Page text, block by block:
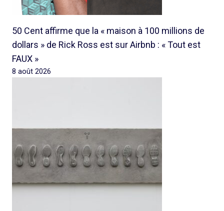
50 Cent affirme que la « maison à 100 millions de
dollars » de Rick Ross est sur Airbnb : « Tout est
FAUX »
8 août 2026